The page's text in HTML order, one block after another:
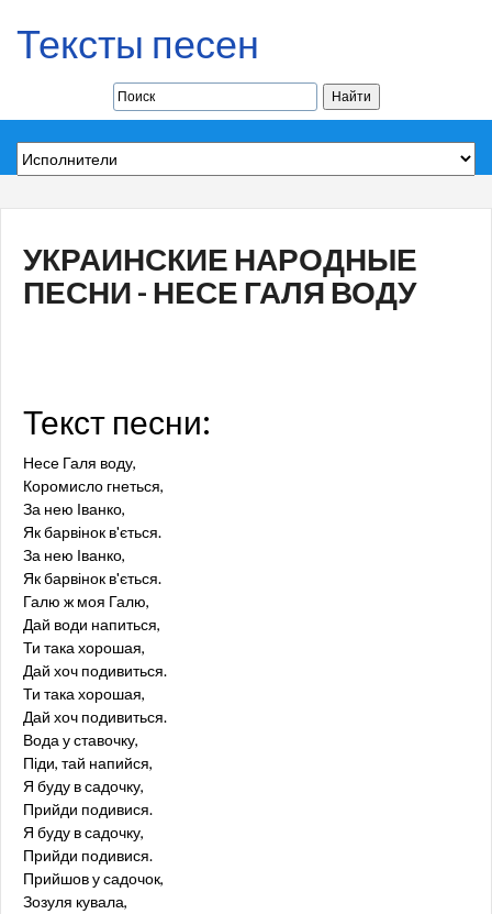
Тексты песен
УКРАИНСКИЕ НАРОДНЫЕ
ПЕСНИ - НЕСЕ ГАЛЯ ВОДУ
Текст песни:
Несе Галя воду,
Коромисло гнеться,
За нею Іванко,
Як барвінок в'ється.
За нею Іванко,
Як барвінок в'ється.
Галю ж моя Галю,
Дай води напиться,
Ти така хорошая,
Дай хоч подивиться.
Ти така хорошая,
Дай хоч подивиться.
Вода у ставочку,
Піди, тай напийся,
Я буду в садочку,
Прийди подивися.
Я буду в садочку,
Прийди подивися.
Прийшов у садочок,
Зозуля кувала,